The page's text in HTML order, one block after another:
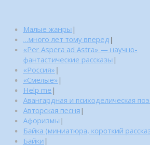
Малые жанры |
…много лет тому вперед |
«Per Aspera ad Astra» — научно-
фантастические рассказы |
«Россия» |
«Смелые» |
Help me |
Авангардная и психоделическая
Авторская песня |
Афоризмы |
Байка (миниатюра, короткий
Байки |